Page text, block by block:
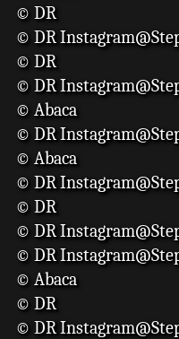
© DR
© DR
© DR
© DR
© Abaca
© DR
© Abaca
© DR
© DR
© DR
© DR
© Abaca
© DR
© DR